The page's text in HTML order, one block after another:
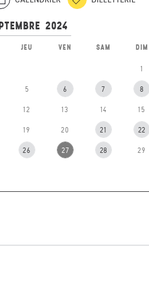
JEU VEN SAM DIM
1
5 6 7 8
12 13 14 15
19 20 21 22
26 27 28 29